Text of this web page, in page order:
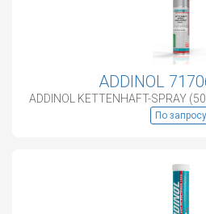
ADDINOL
По запросу